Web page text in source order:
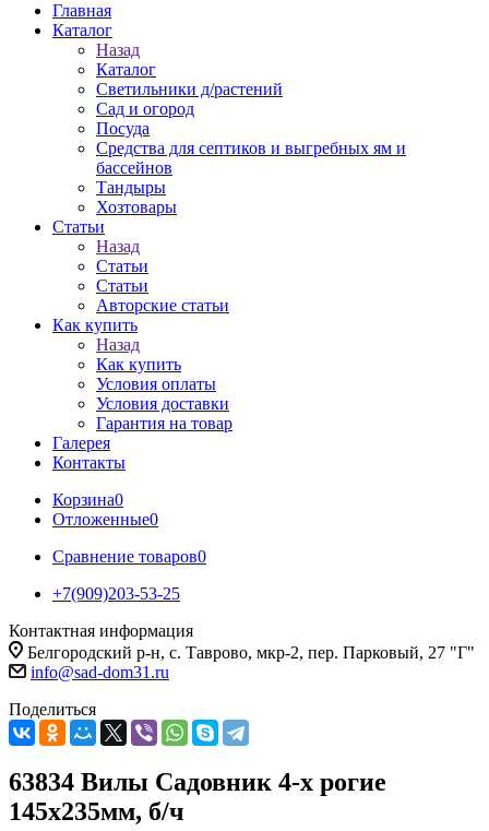
Главная
Каталог
Назад
Каталог
Светильники д/растений
Сад и огород
Посуда
Средства для септиков и выгребных ям и
бассейнов
Тандыры
Хозтовары
Статьи
Назад
Статьи
Статьи
Авторские статьи
Как купить
Назад
Как купить
Условия оплаты
Условия доставки
Гарантия на товар
Галерея
Контакты
Корзина0
Отложенные0
Сравнение товаров0
+7(909)203-53-25
Контактная информация
Белгородский р-н, с. Таврово, мкр-2, пер. Парковый, 27 "Г"
info@sad-dom31.ru
Поделиться
63834 Вилы Садовник 4-х рогие
145х235мм, б/ч